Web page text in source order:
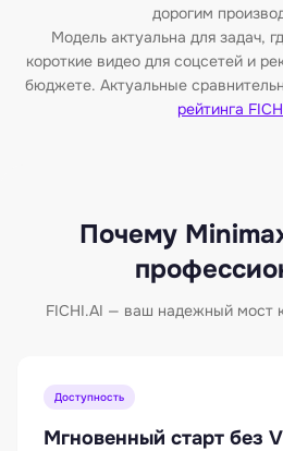
дорогим
Модель актуальна для задач,
короткие видео для соцсетей и
бюджете. Актуальные
рейтинга
Почему
FICHI.AI — ваш надежный мост
Доступность
Мгновенный старт без